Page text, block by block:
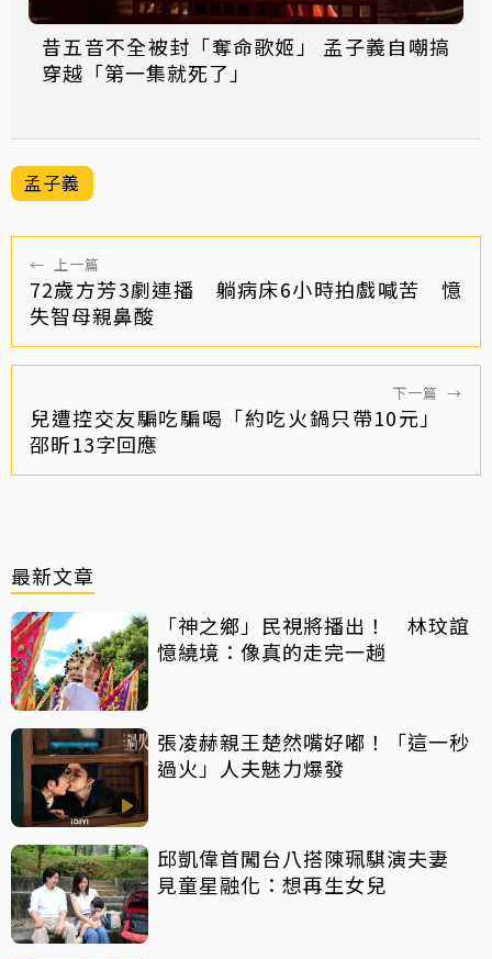
昔五音不全被封「奪命歌姬」 孟子義自嘲搞
穿越「第一集就死了」
孟子義
← 上一篇
72歲方芳3劇連播 躺病床6小時拍戲喊苦 憶
失智母親鼻酸
下一篇 →
兒遭控交友騙吃騙喝「約吃火鍋只帶10元」
邵昕13字回應
最新文章
「神之鄉」民視將播出！ 林玟誼
憶繞境：像真的走完一趟
張凌赫親王楚然嘴好嘟！「這一秒
過火」人夫魅力爆發
邱凱偉首闖台八搭陳珮騏演夫妻
見童星融化：想再生女兒